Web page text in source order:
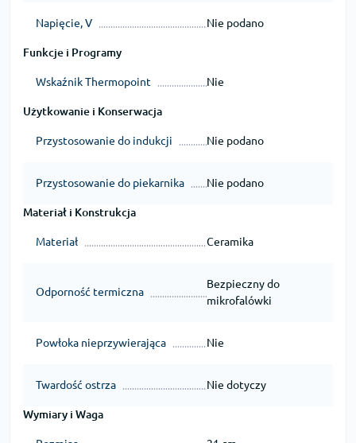
Napięcie, V Nie podano
Funkcje i Programy
Wskaźnik Thermopoint Nie
Użytkowanie i Konserwacja
Przystosowanie do indukcji Nie podano
Przystosowanie do piekarnika Nie podano
Materiał i Konstrukcja
Materiał Ceramika
Odporność termiczna
Bezpieczny do
mikrofalówki
Powłoka nieprzywierająca Nie
Twardość ostrza Nie dotyczy
Wymiary i Waga